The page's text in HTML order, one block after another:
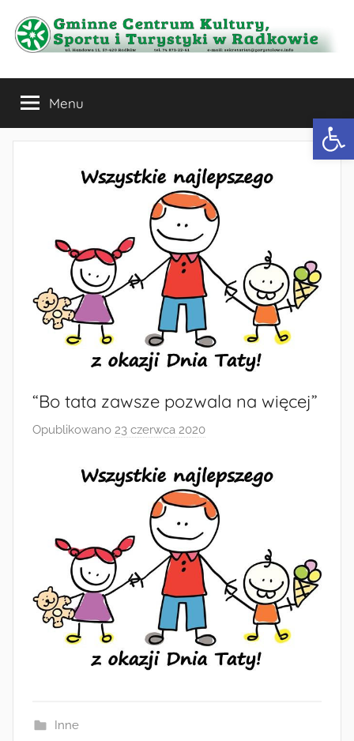
treści
Gminne
Centrum
Turystyki
Radkowie
Menu
“Bo tata zawsze pozwala na więcej”
Opublikowano 23 czerwca 2020
z
z
d
m
i
n
Inne